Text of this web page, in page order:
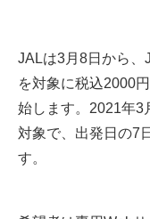
JALは3月8日から、
を対象に税込2000
始します。2021年3
対象で、出発日の7
す。